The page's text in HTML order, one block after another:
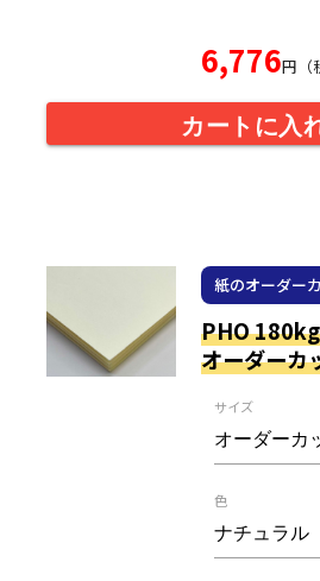
6,776円（
カートに入
紙のオーダー
PHO
オーダーカ
サイズ
色